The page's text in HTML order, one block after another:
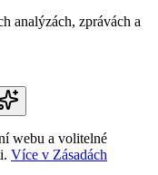
analýzách, zprávách a
webu a volitelné
Více v Zásadách